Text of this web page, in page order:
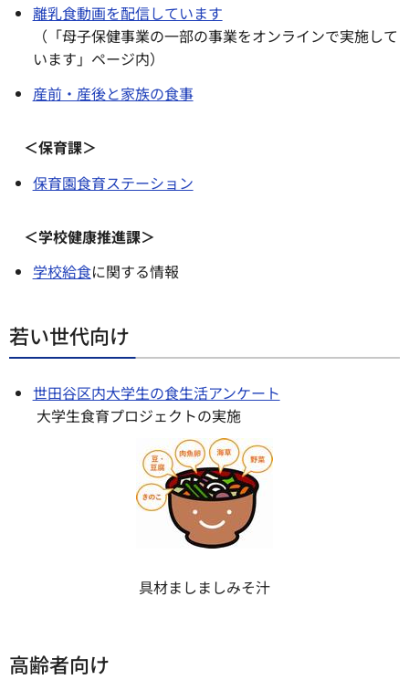
離乳食動画を配信しています
（「母子保健事業の一部の事業をオンラインで実施して
います」ページ内）
産前・産後と家族の食事
＜保育課＞
保育園食育ステーション
＜学校健康推進課＞
学校給食に関する情報
若い世代向け
世田谷区内大学生の食生活アンケート
大学生食育プロジェクトの実施
具材ましましみそ汁
高齢者向け